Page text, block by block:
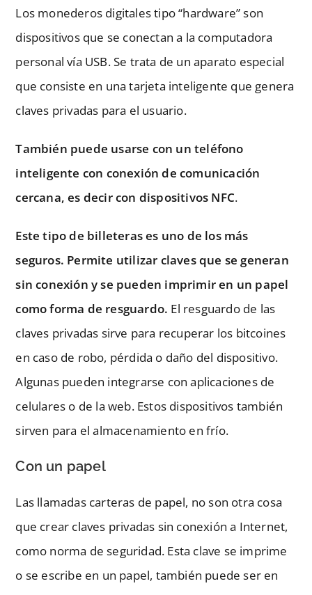
Los monederos digitales tipo “hardware” son
dispositivos que se conectan a la computadora
personal vía USB. Se trata de un aparato especial
que consiste en una tarjeta inteligente que genera
claves privadas para el usuario.
También puede usarse con un teléfono
inteligente con conexión de comunicación
cercana, es decir con dispositivos NFC.
Este tipo de billeteras es uno de los más
seguros. Permite utilizar claves que se generan
sin conexión y se pueden imprimir en un papel
como forma de resguardo. El resguardo de las
claves privadas sirve para recuperar los bitcoines
en caso de robo, pérdida o daño del dispositivo.
Algunas pueden integrarse con aplicaciones de
celulares o de la web. Estos dispositivos también
sirven para el almacenamiento en frío.
Con un papel
Las llamadas carteras de papel, no son otra cosa
que crear claves privadas sin conexión a Internet,
como norma de seguridad. Esta clave se imprime
o se escribe en un papel, también puede ser en